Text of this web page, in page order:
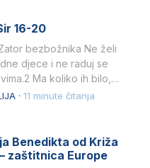
365 – Sir 16-20
bezbožnika Ne želi
djece i ne raduj se
Ma koliko ih bilo,…
· 11 minute čitanja
Benedikta od Križa
zaštitnica Europe